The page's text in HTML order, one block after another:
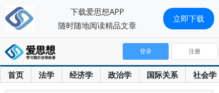
首页 法学 经济学 政治学 国际关系 社会学
登录 注册
下载爱思想APP
随时随地阅读精品文章
立即下载